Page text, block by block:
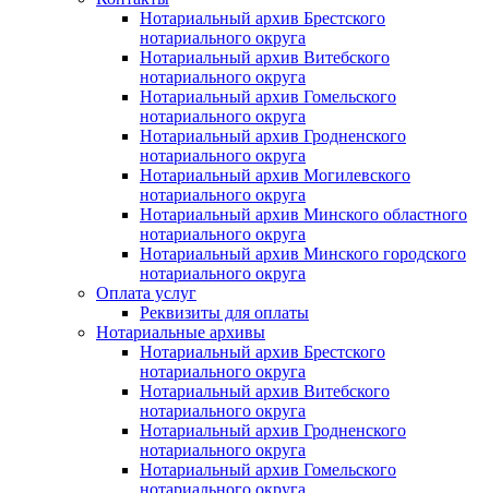
Нотариальный архив Брестского
нотариального округа
Нотариальный архив Витебского
нотариального округа
Нотариальный архив Гомельского
нотариального округа
Нотариальный архив Гродненского
нотариального округа
Нотариальный архив Могилевского
нотариального округа
Нотариальный архив Минского областного
нотариального округа
Нотариальный архив Минского городского
нотариального округа
Оплата услуг
Реквизиты для оплаты
Нотариальные архивы
Нотариальный архив Брестского
нотариального округа
Нотариальный архив Витебского
нотариального округа
Нотариальный архив Гродненского
нотариального округа
Нотариальный архив Гомельского
нотариального округа